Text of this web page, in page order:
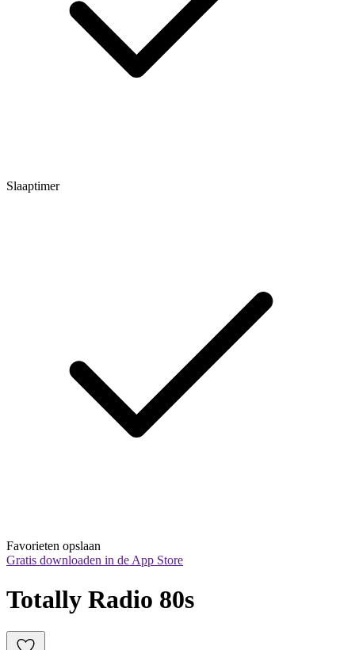
Slaaptimer
Favorieten opslaan
Gratis downloaden in de App Store
Totally Radio 80s